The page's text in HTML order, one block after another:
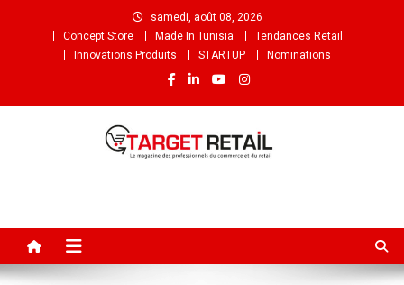
samedi, août 08, 2026
Concept Store
Made In Tunisia
Tendances Retail
Innovations Produits
STARTUP Nominations